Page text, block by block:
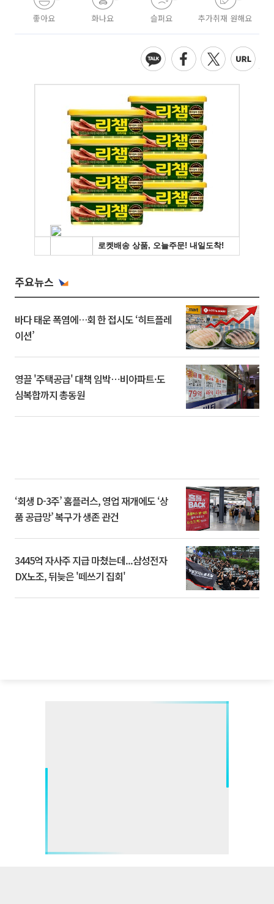
좋아요 화나요 슬퍼요 추가취재 원해요
주요뉴스
바다 태운 폭염에…회 한 접시도 ‘히트플레
이션’
영끌 '주택공급' 대책 임박⋯비아파트·도
심복합까지 총동원
‘회생 D-3주’ 홈플러스, 영업 재개에도 ‘상
품 공급망’ 복구가 생존 관건
3445억 자사주 지급 마쳤는데...삼성전자
DX노조, 뒤늦은 '떼쓰기 집회'